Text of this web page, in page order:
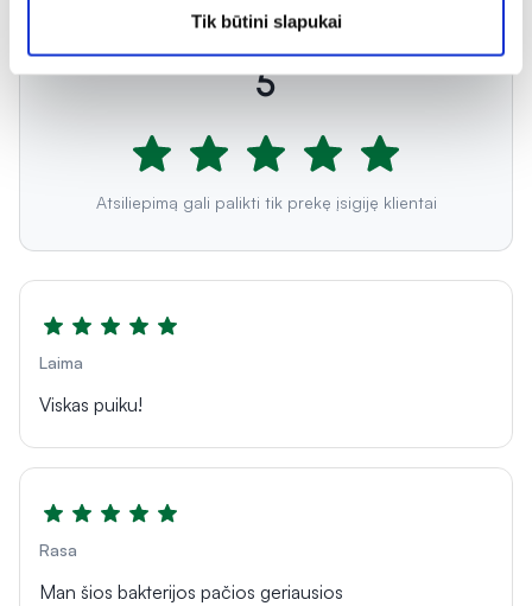
Tik būtini slapukai
5
Atsiliepimą gali palikti tik prekę įsigiję klientai
Laima
Viskas puiku!
Rasa
Man šios bakterijos pačios geriausios